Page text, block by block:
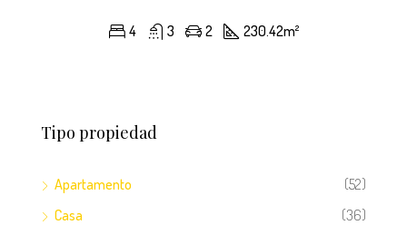
4 3 2 230.42m²
Tipo propiedad
Apartamento
(52)
Casa
(36)